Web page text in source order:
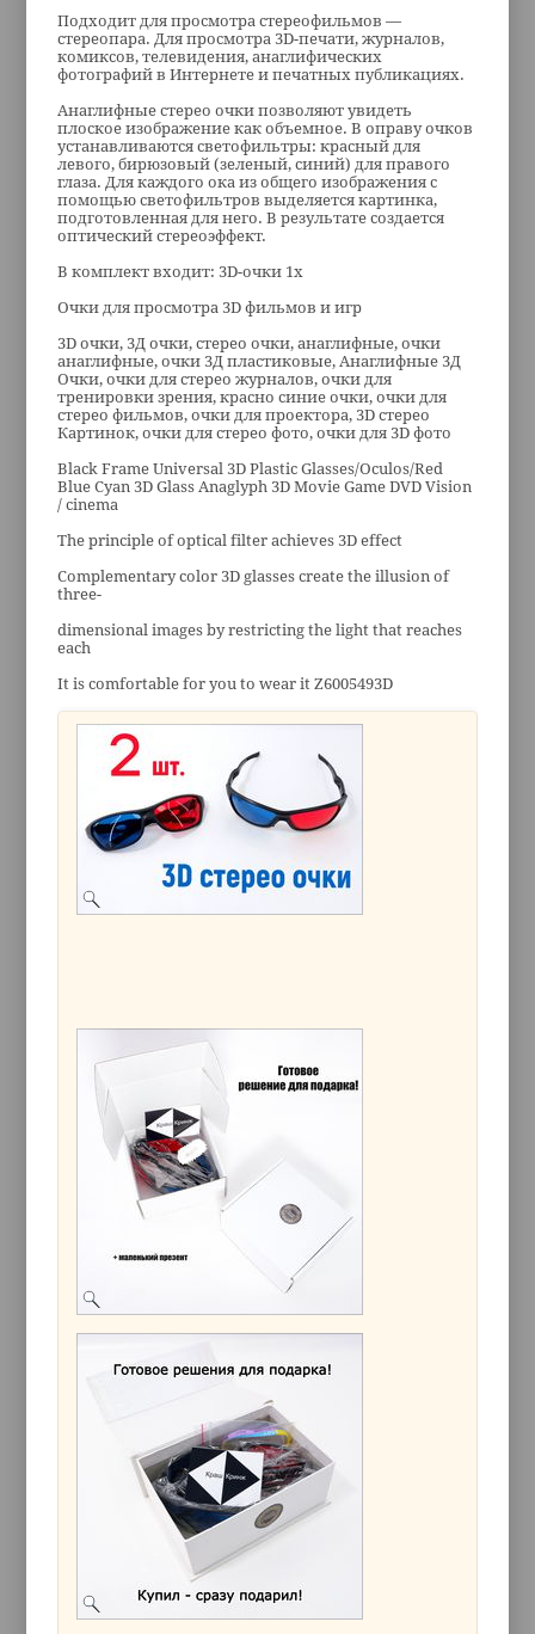
Подходит для просмотра стереофильмов —
стереопара. Для просмотра 3D-печати, журналов,
комиксов, телевидения, анаглифических
фотографий в Интернете и печатных публикациях.
Анаглифные стерео очки позволяют увидеть
плоское изображение как объемное. В оправу очков
устанавливаются светофильтры: красный для
левого, бирюзовый (зеленый, синий) для правого
глаза. Для каждого ока из общего изображения с
помощью светофильтров выделяется картинка,
подготовленная для него. В результате создается
оптический стереоэффект.
В комплект входит: 3D-очки 1x
Очки для просмотра 3D фильмов и игр
3D очки, 3Д очки, стерео очки, анаглифные, очки
анаглифные, очки 3Д пластиковые, Анаглифные 3Д
Очки, очки для стерео журналов, очки для
тренировки зрения, красно синие очки, очки для
стерео фильмов, очки для проектора, 3D стерео
Картинок, очки для стерео фото, очки для 3D фото
Black Frame Universal 3D Plastic Glasses/Oculos/Red
Blue Cyan 3D Glass Anaglyph 3D Movie Game DVD Vision
/ cinema
The principle of optical filter achieves 3D effect
Complementary color 3D glasses create the illusion of
three-
dimensional images by restricting the light that reaches
each
It is comfortable for you to wear it Z6005493D